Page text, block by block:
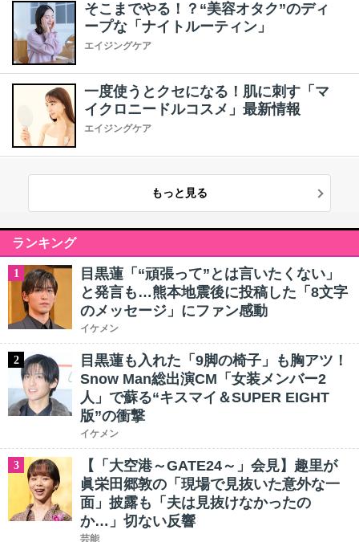
そこまでやる！？“美容オタク”のディ
ープな「ナイトルーティン」
エイジングケア
一度使うとクセになる！肌に刺す「マ
イクロニードルコスメ」最新情報
エイジングケア
もっと見る
ランキング
1
目黒蓮「“頑張って”とは言いたくない」
と発言も…熊本地震後に投稿した「8文字
のメッセージ」にファン感動
イケメン
2
目黒蓮も入れた「9脚の椅子」も胸アツ！
Snow Man総出演CM「女装メンバー2
人」で蘇る“キスマイ＆SUPER EIGHT
版”の衝撃
イケメン
3
【「大空港～GATE24～」会見】趣里が
眞栄田郷敦の「現場で見抜いた意外な一
面」披露も「夫は見抜けなかったの
か…」切ない反響
芸能